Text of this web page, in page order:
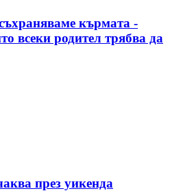
кърмата -
всеки родител трябва да
през уикенда